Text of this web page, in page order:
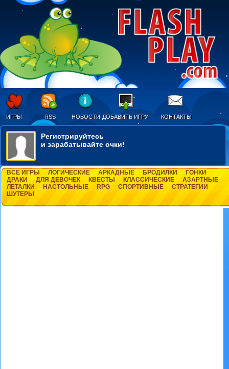
ИГРЫ RSS НОВОСТИ ДОБАВИТЬ ИГРУ КОНТАКТЫ
Регистрируйтесь
и зарабатывайте очки!
ВСЕ ИГРЫ ЛОГИЧЕСКИЕ АРКАДНЫЕ БРОДИЛКИ
ГОНКИ
ДРАКИ
ДЛЯ ДЕВОЧЕК КВЕСТЫ КЛАССИЧЕСКИЕ
АЗАРТНЫЕ
ЛЕТАЛКИ
НАСТОЛЬНЫЕ RPG СПОРТИВНЫЕ
СТРАТЕГИИ
ШУТЕРЫ